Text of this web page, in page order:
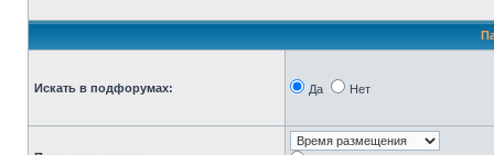
Искать в подфорумах: Да Нет